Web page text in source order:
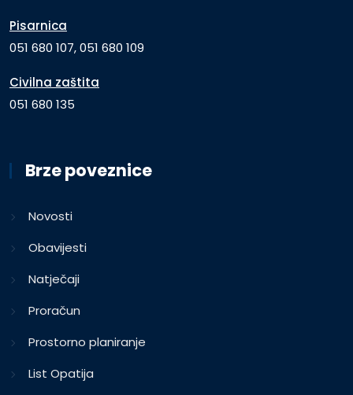
Pisarnica
051 680 107, 051 680 109
Civilna zaštita
051 680 135
Brze poveznice
Novosti
Obavijesti
Natječaji
Proračun
Prostorno planiranje
List Opatija